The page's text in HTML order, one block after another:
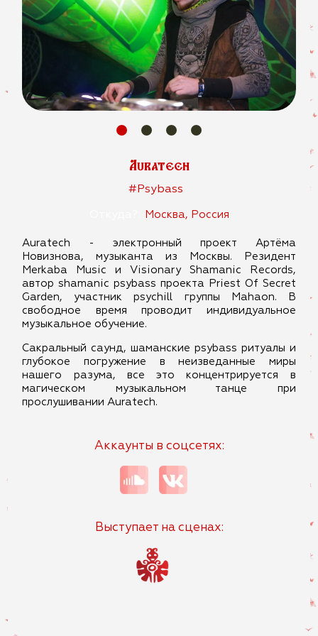
Auratech
#Psybass
Москва, Россия
Auratech - электронный проект Артёма
Новизнова, музыканта из Москвы. Резидент
Merkaba Music и Visionary Shamanic Records,
автор shamanic psybass проекта Priest Of Secret
Garden, участник psychill группы Mahaon. В
свободное время проводит индивидуальное
музыкальное обучение.
Сакральный саунд, шаманские psybass ритуалы и
глубокое погружение в неизведанные миры
нашего разума, все это концентрируется в
магическом музыкальном танце при
прослушивании Auratech.
Аккаунты в соцсетях:
Выступает на сценах: